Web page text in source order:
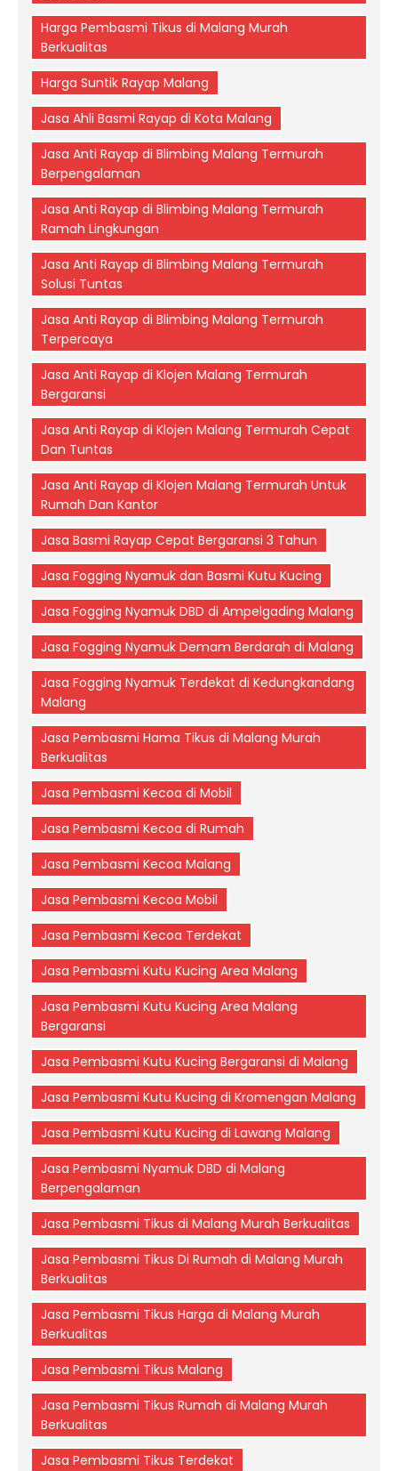
Harga Pembasmi Tikus di Malang Murah
Berkualitas
Harga Suntik Rayap Malang
Jasa Ahli Basmi Rayap di Kota Malang
Jasa Anti Rayap di Blimbing Malang Termurah
Berpengalaman
Jasa Anti Rayap di Blimbing Malang Termurah
Ramah Lingkungan
Jasa Anti Rayap di Blimbing Malang Termurah
Solusi Tuntas
Jasa Anti Rayap di Blimbing Malang Termurah
Terpercaya
Jasa Anti Rayap di Klojen Malang Termurah
Bergaransi
Jasa Anti Rayap di Klojen Malang Termurah Cepat
Dan Tuntas
Jasa Anti Rayap di Klojen Malang Termurah Untuk
Rumah Dan Kantor
Jasa Basmi Rayap Cepat Bergaransi 3 Tahun
Jasa Fogging Nyamuk dan Basmi Kutu Kucing
Jasa Fogging Nyamuk DBD di Ampelgading Malang
Jasa Fogging Nyamuk Demam Berdarah di Malang
Jasa Fogging Nyamuk Terdekat di Kedungkandang
Malang
Jasa Pembasmi Hama Tikus di Malang Murah
Berkualitas
Jasa Pembasmi Kecoa di Mobil
Jasa Pembasmi Kecoa di Rumah
Jasa Pembasmi Kecoa Malang
Jasa Pembasmi Kecoa Mobil
Jasa Pembasmi Kecoa Terdekat
Jasa Pembasmi Kutu Kucing Area Malang
Jasa Pembasmi Kutu Kucing Area Malang
Bergaransi
Jasa Pembasmi Kutu Kucing Bergaransi di Malang
Jasa Pembasmi Kutu Kucing di Kromengan Malang
Jasa Pembasmi Kutu Kucing di Lawang Malang
Jasa Pembasmi Nyamuk DBD di Malang
Berpengalaman
Jasa Pembasmi Tikus di Malang Murah Berkualitas
Jasa Pembasmi Tikus Di Rumah di Malang Murah
Berkualitas
Jasa Pembasmi Tikus Harga di Malang Murah
Berkualitas
Jasa Pembasmi Tikus Malang
Jasa Pembasmi Tikus Rumah di Malang Murah
Berkualitas
Jasa Pembasmi Tikus Terdekat